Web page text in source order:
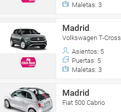
Maletas: 3
Madrid
Volkswagen T-Cross
Asientos: 5
Puertas: 5
Maletas: 3
Madrid
Fiat 500 Cabrio